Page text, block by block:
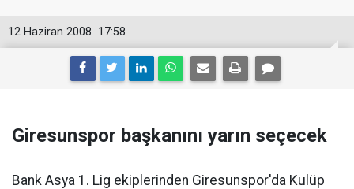
17:58
12 Haziran 2008
Giresunspor başkanını yarın seçecek
Bank Asya 1. Lig ekiplerinden Giresunspor'da Kulüp